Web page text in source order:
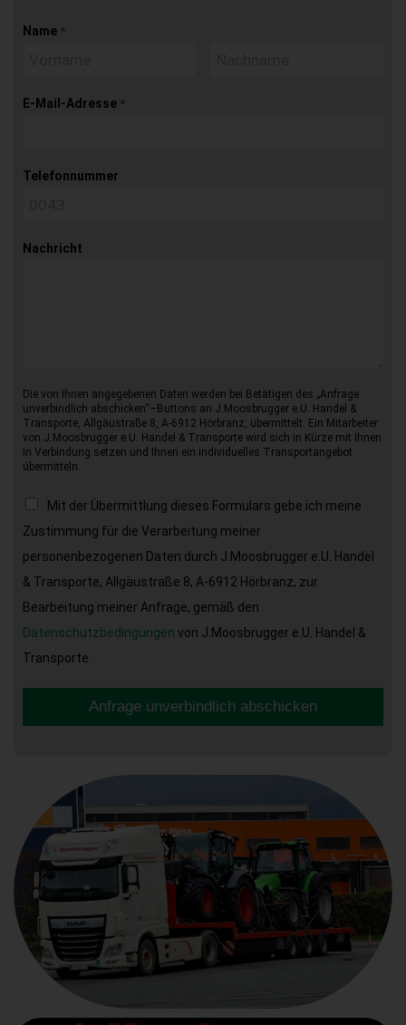
Name *
E-Mail-Adresse *
Telefonnummer
Nachricht
Die von Ihnen angegebenen Daten werden bei Betätigen des „Anfrage
unverbindlich abschicken“–Buttons an J.Moosbrugger e.U. Handel &
Transporte, Allgäustraße 8, A-6912 Hörbranz, übermittelt. Ein Mitarbeiter
von J.Moosbrugger e.U. Handel & Transporte wird sich in Kürze mit Ihnen
in Verbindung setzen und Ihnen ein individuelles Transportangebot
übermitteln.
Mit der Übermittlung dieses Formulars gebe ich meine
Zustimmung für die Verarbeitung meiner
personenbezogenen Daten durch J.Moosbrugger e.U. Handel
& Transporte, Allgäustraße 8, A-6912 Hörbranz, zur
Bearbeitung meiner Anfrage, gemäß den
Datenschutzbedingungen von J.Moosbrugger e.U. Handel &
Transporte.
Anfrage unverbindlich abschicken